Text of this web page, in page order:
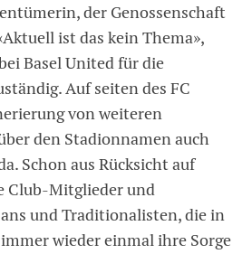
der Genossenschaft
ist das kein Thema»,
Basel United für die
Auf seiten des FC
von weiteren
den Stadionnamen auch
Schon aus Rücksicht auf
Club-Mitglieder und
und Traditionalisten, die in
wieder einmal ihre Sorge